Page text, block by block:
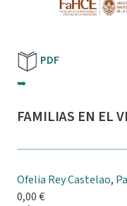
PDF
➥
FAMILIAS EN EL
Ofelia Rey Castelao,
0,00 €